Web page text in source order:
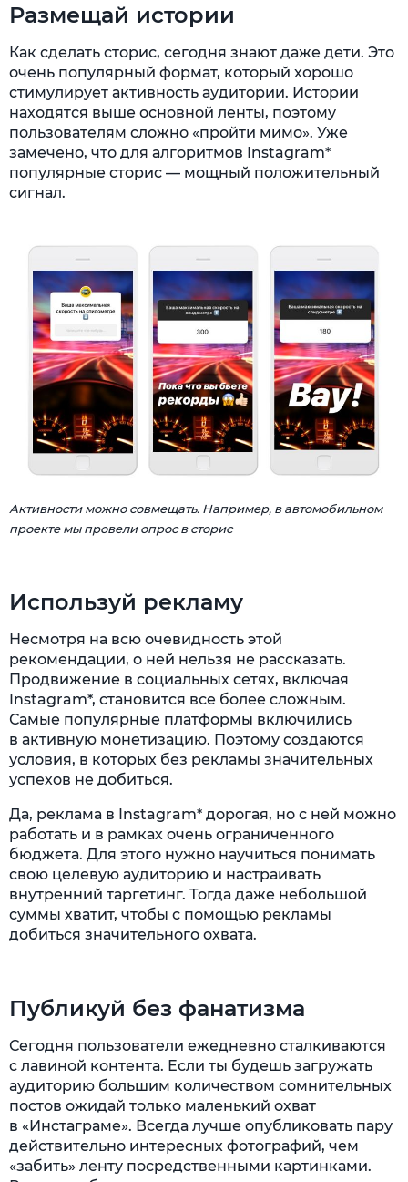
Размещай истории
Как сделать сторис, сегодня знают даже дети. Это
очень популярный формат, который хорошо
стимулирует активность аудитории. Истории
находятся выше основной ленты, поэтому
пользователям сложно «пройти мимо». Уже
замечено, что для алгоритмов Instagram*
популярные сторис — мощный положительный
сигнал.
Активности можно совмещать. Например, в автомобильном
проекте мы провели опрос в сторис
Используй рекламу
Несмотря на всю очевидность этой
рекомендации, о ней нельзя не рассказать.
Продвижение в социальных сетях, включая
Instagram*, становится все более сложным.
Самые популярные платформы включились
в активную монетизацию. Поэтому создаются
условия, в которых без рекламы значительных
успехов не добиться.
Да, реклама в Instagram* дорогая, но с ней можно
работать и в рамках очень ограниченного
бюджета. Для этого нужно научиться понимать
свою целевую аудиторию и настраивать
внутренний таргетинг. Тогда даже небольшой
суммы хватит, чтобы с помощью рекламы
добиться значительного охвата.
Публикуй без фанатизма
Сегодня пользователи ежедневно сталкиваются
с лавиной контента. Если ты будешь загружать
аудиторию большим количеством сомнительных
постов ожидай только маленький охват
в «Инстаграме». Всегда лучше опубликовать пару
действительно интересных фотографий, чем
«забить» ленту посредственными картинками.